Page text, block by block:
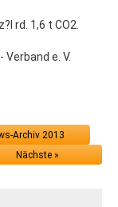
rd. 1,6 t CO2.
e. V.
Archiv 2013
Nächste »